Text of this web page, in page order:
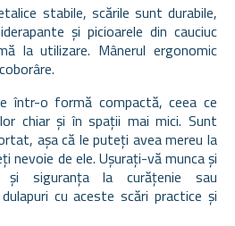
stabile, scările sunt durabile,
și picioarele din cauciuc
la utilizare. Mânerul ergonomic
într-o formă compactă, ceea ce
chiar și în spații mai mici. Sunt
așa că le puteți avea mereu la
nevoie de ele. Ușurați-vă munca și
și siguranța la curățenie sau
cu aceste scări practice și